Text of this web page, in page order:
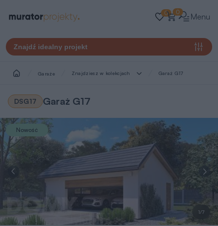
0 0 Menu
Znajdź idealny projekt
Garaże Znajdziesz w kolekcjach Garaż G17
DSG17 Garaż G17
1/7
Nowość